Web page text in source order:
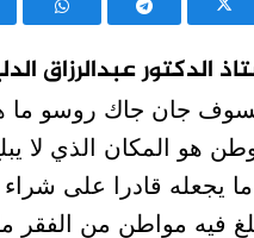
الدكتور عبدالرزاق
جان جاك روسو ما
هو المكان الذي لا
ما يجعله قادرا على
فيه مواطن من الفقر